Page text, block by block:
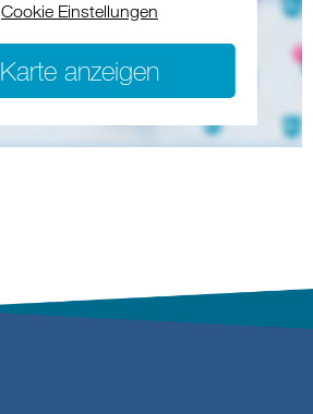
Cookie Einstellungen
Karte anzeigen